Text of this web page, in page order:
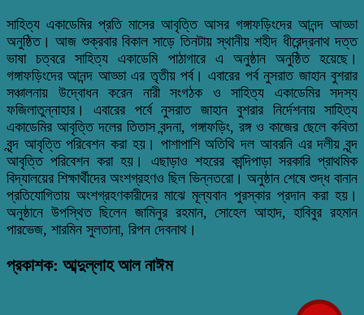
সাহিত্য একাডেমির প্রতি মাসের আবৃত্তি আসর গঙ্গাফড়িংদের আনন্দ আড্ডা
অনুষ্ঠিত। আজ শুক্রবার বিকাল সাড়ে তিনটায় স্থানীয় শহীদ ধীরেন্দ্রনাথ দত্ত
ভাষা চত্বরে সাহিত্য একাডেমি পাঠাগারে এ অনুষ্ঠান অনুষ্ঠিত হয়েছে।
গঙ্গাফড়িংদের আনন্দ আড্ডা এর তৃতীয় পর্ব। এবারের পর্ব নুসরাত জাহান বুশরার
সঞ্চালনায় উদ্বোধন করেন নারী সংগঠক ও সাহিত্য একাডেমির সদস্য
ফজিলাতুন্নাহার। এবারের পর্বে নুসরাত জাহান বুশরার নির্দেশনায় সাহিত্য
একাডেমির আবৃত্তি দলের তিতাস বন্দনা, গঙ্গাফড়িং, রঙ্গ ও কাজের ছেলে কবিতা
বৃন্দ আবৃত্তি পরিবেশন করা হয়। পাশাপাশি অতিথি দল আবরনি এর দলীয় বৃন্দ
আবৃত্তি পরিবেশন করা হয়। এছাড়াও শহরের কান্দিপাড়া সরকারি প্রাথমিক
বিদ্যালয়ের শিক্ষার্থীদের অংশগ্রহণও ছিল ভিন্নতরো। অনুষ্ঠান শেষে শুদ্ধ বানান
প্রতিযোগিতায় অংশগ্রহণকারীদের মাঝে মূল্যবান পুরস্কার প্রদান করা হয়।
অনুষ্ঠানে উপস্থিত ছিলেন জামিনুর রহমান, সোহেল আহাদ, হাবিবুর রহমান
পারভেজ, শারমিন সুলতানা, রিপন দেবনাথ।
প্রকাশক: আব্দুল্লাহ আল নাঈম